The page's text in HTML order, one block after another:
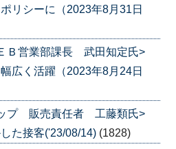
リシーに（2023年8月31日
Ｂ営業部課長 武田知定氏>
広く活躍（2023年8月24日
プ 販売責任者 工藤類氏>
た接客('23/08/14) (1828)